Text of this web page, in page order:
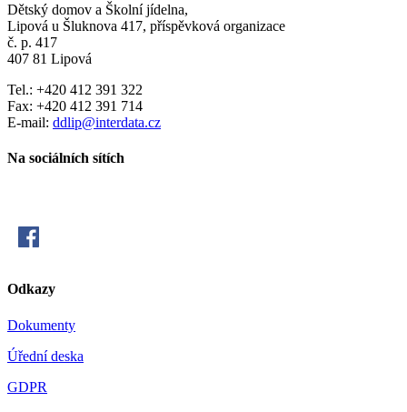
Dětský domov a Školní jídelna,
Lipová u Šluknova 417, příspěvková organizace
č. p. 417
407 81 Lipová
Tel.: +420 412 391 322
Fax: +420 412 391 714
E-mail: ddlip@interdata.cz
Na sociálních sítích
Odkazy
Dokumenty
Úřední deska
GDPR